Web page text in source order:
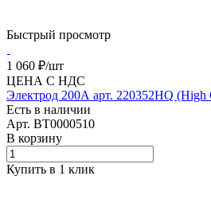
Быстрый просмотр
1 060 ₽/шт
ЦЕНА С НДС
Электрод 200А арт. 220352HQ (High
Есть в наличии
Арт. BT0000510
В корзину
Купить в 1 клик